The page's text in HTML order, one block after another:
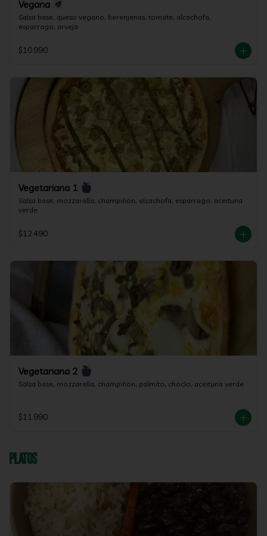
Vegana
Salsa base, queso vegano, berenjenas, tomate, alcachofa,
esparrago, arveja
$10.990
Vegetariana 1
Salsa base, mozzarella, champiñon, alcachofa, esparrago, aceituna
verde
$12.490
Vegetariana 2
Salsa base, mozzarella, champiñon, palmito, choclo, aceituna verde
$11.990
Platos